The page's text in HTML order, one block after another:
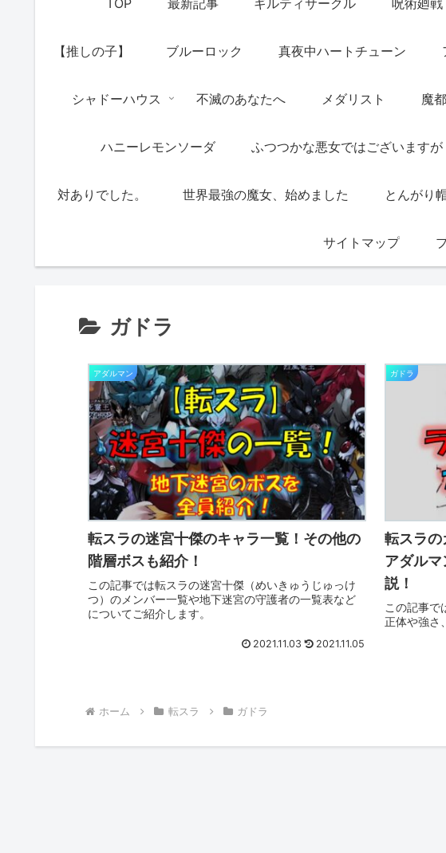
【推しの子】 ブルーロック 真夜中ハートチューン
シャドーハウス 不滅のあなたへ メダリスト 魔
ハニーレモンソーダ ふつつかな悪女ではございますが
対ありでした。 世界最強の魔女、始めました とんがり
サイトマップ
ガドラ
アダルマン
転スラの迷宮十傑のキャラ一覧！その他の
階層ボスも紹介！
この記事では転スラの迷宮十傑（めいきゅうじゅっけ
つ）のメンバー一覧や地下迷宮の守護者の一覧表など
についてご紹介します。
2021.11.03 2021.11.05
ガドラ
転スラの
アダル
説！
この記事で
正体や強さ
ホーム 転スラ ガドラ